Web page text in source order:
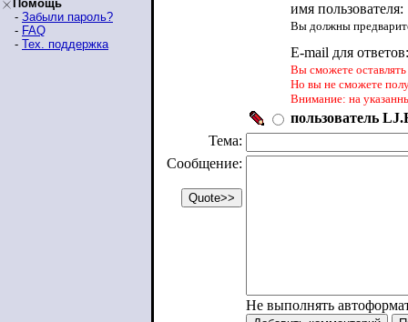
Помощь
- Забыли пароль?
- FAQ
- Тех. поддержка
имя пользователя:
Вы должны
E-mail для
Вы сможете
Но вы не сможете
Внимание: на
пользователь
Тема:
Сообщение:
Не выполнять